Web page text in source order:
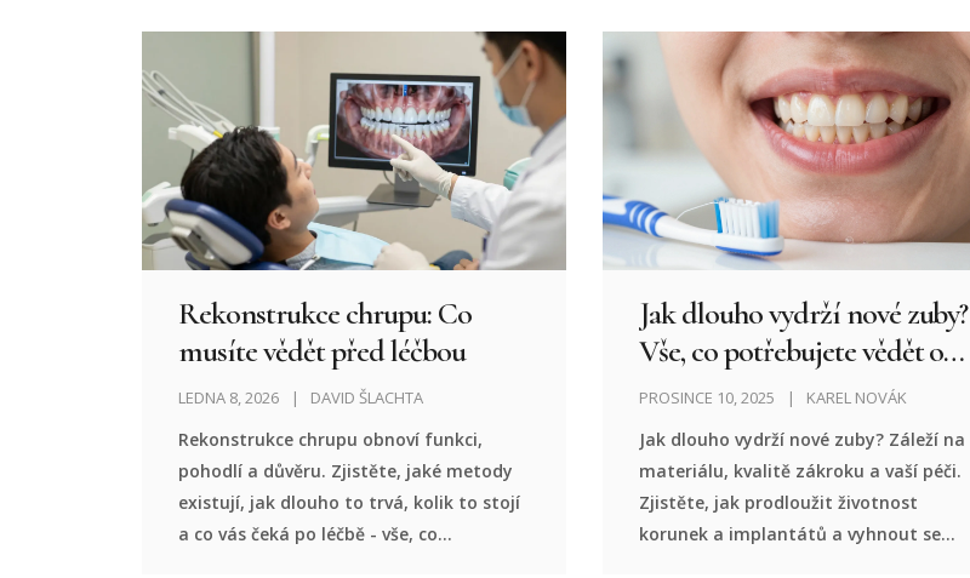
Rekonstrukce chrupu: Co
musíte vědět před léčbou
LEDNA 8, 2026 DAVID ŠLACHTA
Rekonstrukce chrupu obnoví funkci,
pohodlí a důvěru. Zjistěte, jaké metody
existují, jak dlouho to trvá, kolik to stojí
a co vás čeká po léčbě - vše, co
Jak dlouho vydrží nové zuby?
Vše, co potřebujete vědět o
trvanlivosti zubních náhrad
PROSINCE 10, 2025 KAREL NOVÁK
Jak dlouho vydrží nové zuby? Záleží na
materiálu, kvalitě zákroku a vaší péči.
Zjistěte, jak prodloužit životnost
korunek a implantátů a vyhnout se